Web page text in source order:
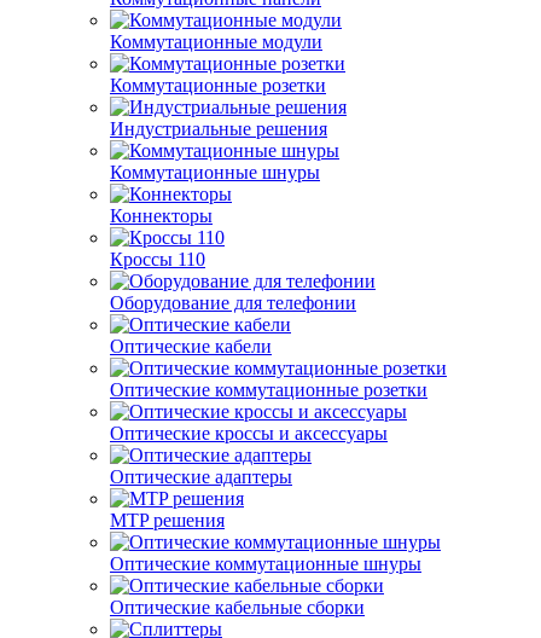
Коммутационные модули
Коммутационные розетки
Индустриальные решения
Коммутационные шнуры
Коннекторы
Кроссы 110
Оборудование для телефонии
Оптические кабели
Оптические коммутационные розетки
Оптические кроссы и аксессуары
Оптические адаптеры
MTP решения
Оптические коммутационные шнуры
Оптические кабельные сборки